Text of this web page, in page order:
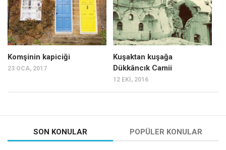
Komşinin kapiciği
23 OCA, 2017
Kuşaktan kuşağa
Dükkâncık Camii
12 EKI, 2016
SON KONULAR POPÜLER KONULAR